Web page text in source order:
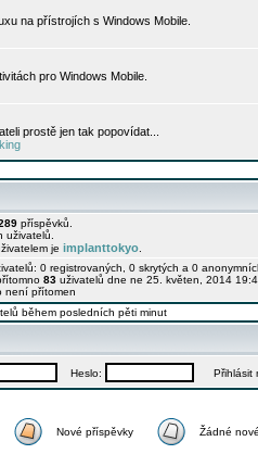
na přístrojích s Windows Mobile.
pro Windows Mobile.
prostě jen tak popovídat...
příspěvků.
uživatelů.
je implanttokyo
0 registrovaných, 0 skrytých a 0
83 uživatelů dne ne 25. květen, 2014
není přítomen
během posledních pěti minut
Heslo: Přihlásit
Nové příspěvky Žádné